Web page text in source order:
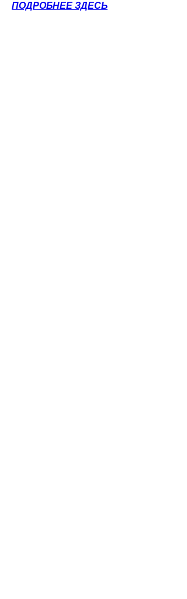
ПОДРОБНЕЕ ЗДЕСЬ